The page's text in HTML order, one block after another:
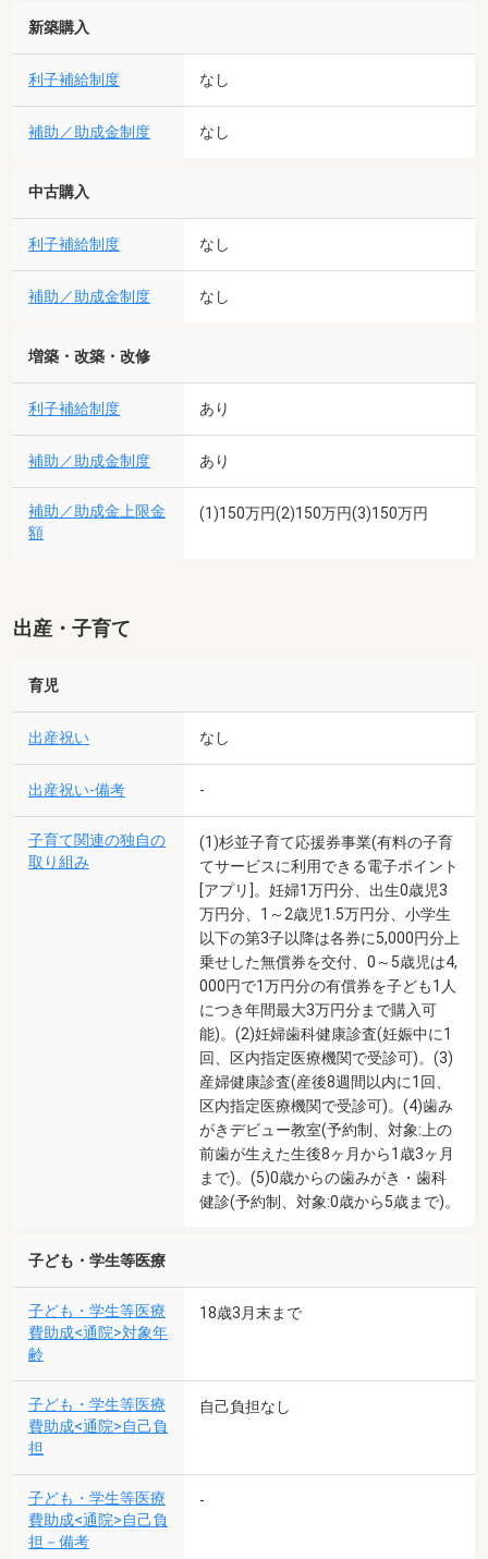
新築購入
利子補給制度 なし
補助／助成金制度 なし
中古購入
利子補給制度 なし
補助／助成金制度 なし
増築・改築・改修
利子補給制度 あり
補助／助成金制度 あり
補助／助成金上限金
額
(1)150万円(2)150万円(3)150万円
出産・子育て
育児
出産祝い なし
出産祝い-備考 -
子育て関連の独自の
取り組み
(1)杉並子育て応援券事業(有料の子育
てサービスに利用できる電子ポイント
[アプリ]。妊婦1万円分、出生0歳児3
万円分、1～2歳児1.5万円分、小学生
以下の第3子以降は各券に5,000円分上
乗せした無償券を交付、0～5歳児は4,
000円で1万円分の有償券を子ども1人
につき年間最大3万円分まで購入可
能)。(2)妊婦歯科健康診査(妊娠中に1
回、区内指定医療機関で受診可)。(3)
産婦健康診査(産後8週間以内に1回、
区内指定医療機関で受診可)。(4)歯み
がきデビュー教室(予約制、対象:上の
前歯が生えた生後8ヶ月から1歳3ヶ月
まで)。(5)0歳からの歯みがき・歯科
健診(予約制、対象:0歳から5歳まで)。
子ども・学生等医療
子ども・学生等医療
費助成<通院>対象年
齢
18歳3月末まで
子ども・学生等医療
費助成<通院>自己負
担
自己負担なし
子ども・学生等医療
費助成<通院>自己負
担－備考
-